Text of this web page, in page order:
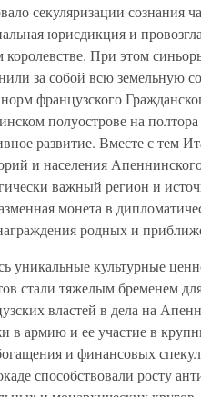
секуляризации сознания
юрисдикция и
При этом
за собой всю земельную
французского
полуострове на
развитие. Вместе с тем
и населения
важный регион и
монета в
родных и
уникальные культурные
стали тяжелым бременем
властей в дела на
в армию и ее участие в
и финансовых
способствовали росту